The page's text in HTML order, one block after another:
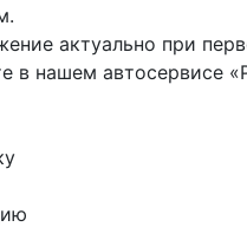
актуально при
в нашем автосервисе